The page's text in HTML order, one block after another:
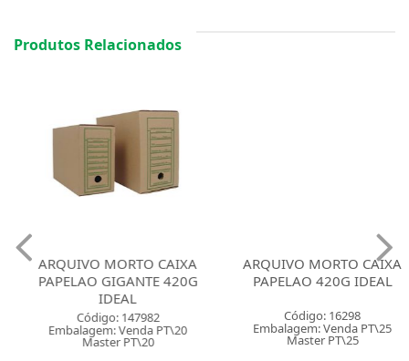
Produtos Relacionados
ARQUIVO MORTO CAIXA
PAPELAO GIGANTE 420G
IDEAL
Código: 147982
Embalagem: Venda PT\20
Master PT\20
ARQUIVO MORTO CAIXA
PAPELAO 420G IDEAL
Código: 16298
Embalagem: Venda PT\25
Master PT\25